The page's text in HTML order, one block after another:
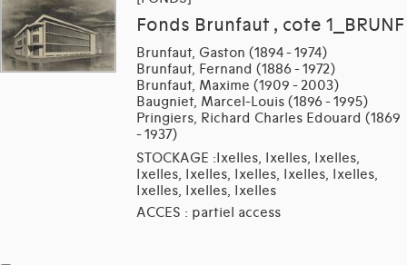
Fonds Brunfaut , cote 1_BRUNF
Brunfaut, Gaston (1894 - 1974)
Brunfaut, Fernand (1886 - 1972)
Brunfaut, Maxime (1909 - 2003)
Baugniet, Marcel-Louis (1896 - 1995)
Pringiers, Richard Charles Edouard (1869
- 1937)
STOCKAGE :Ixelles, Ixelles, Ixelles,
Ixelles, Ixelles, Ixelles, Ixelles, Ixelles,
Ixelles, Ixelles, Ixelles
ACCES : partiel access